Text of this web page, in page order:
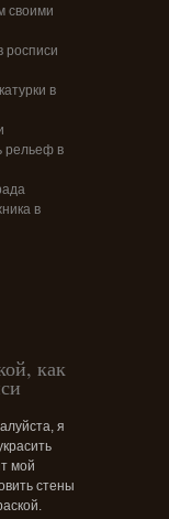
своими
росписи
в
рельеф в
в
как
я
мой
стены